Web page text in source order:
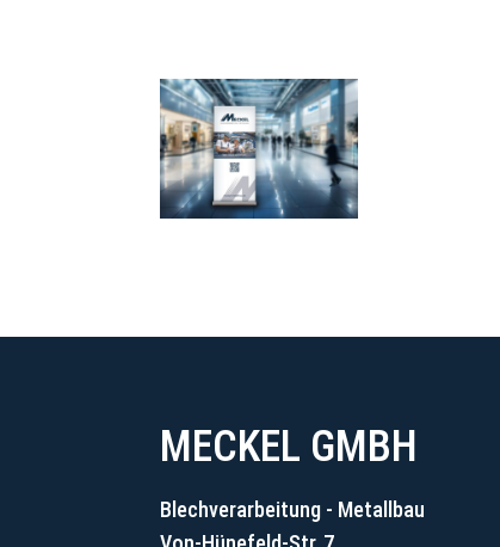
MECKEL GMBH
Blechverarbeitung - Metallbau